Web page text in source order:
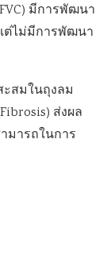
มีการพัฒนา
ต่ไม่มีการพัฒนา
ะสมในถุงลม
ส่งผล
มารถในการ